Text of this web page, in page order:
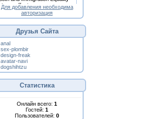
Для добавления необходима
авторизация
Друзья Сайта
anal
sex-plombir
design-freak
avatar-navi
dogshihtzu
Статистика
Онлайн всего: 1
Гостей: 1
Пользователей: 0